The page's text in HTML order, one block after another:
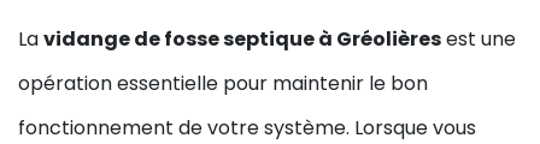
Lavidange de fosse septique à Gréolièresest une
opération essentielle pour maintenir le bon
fonctionnement de votre système. Lorsque vous